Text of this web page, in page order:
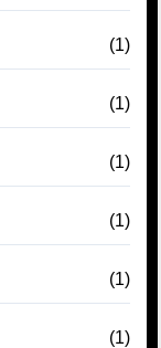
(1)
(1)
(1)
(1)
(1)
(1)